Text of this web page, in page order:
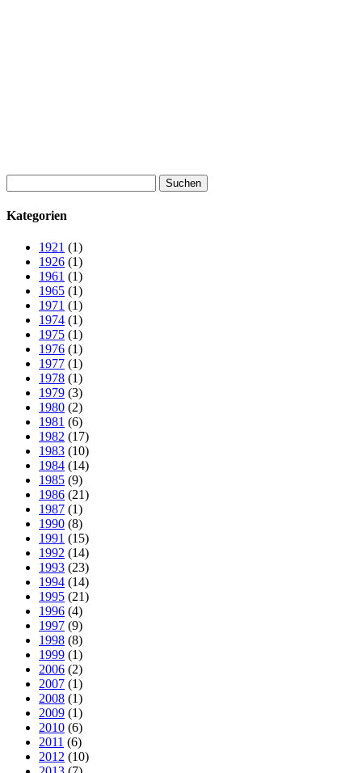
nach:
Kategorien
1921 (1)
1926 (1)
1961 (1)
1965 (1)
1971 (1)
1974 (1)
1975 (1)
1976 (1)
1977 (1)
1978 (1)
1979 (3)
1980 (2)
1981 (6)
1982 (17)
1983 (10)
1984 (14)
1985 (9)
1986 (21)
1987 (1)
1990 (8)
1991 (15)
1992 (14)
1993 (23)
1994 (14)
1995 (21)
1996 (4)
1997 (9)
1998 (8)
1999 (1)
2006 (2)
2007 (1)
2008 (1)
2009 (1)
2010 (6)
2011 (6)
2012 (10)